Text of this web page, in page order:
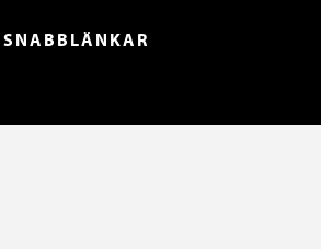
SNABBLÄNKAR